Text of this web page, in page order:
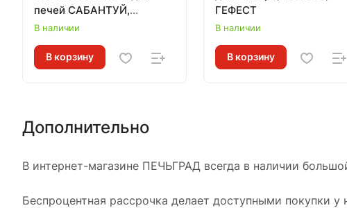
печей САБАНТУЙ,
совместимость в
В наличии
В корзину
ГЕФЕСТ
В наличии
В корзину
Дополнительно
В интернет-магазине ПЕЧЬГРАД всегда в наличии
Беспроцентная рассрочка делает доступными покупки у